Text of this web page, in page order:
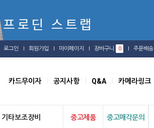
로그인 회원가입 마이페이지 장바구니 0 주문배송
카드무이자 공지사항 Q&A 카메라링크
기타보조장비 중고제품 중고매각문의